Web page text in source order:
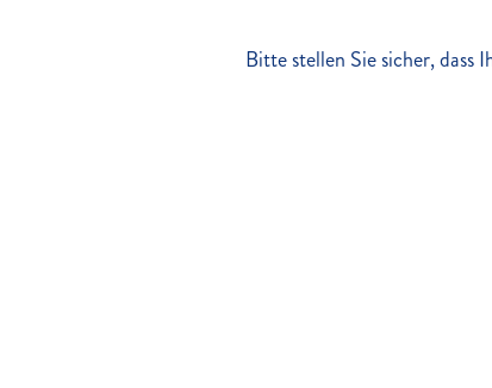
Bitte stellen Sie sicher,